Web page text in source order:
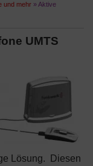
und mehr »Aktive
UMTS
Lösung. Diesen